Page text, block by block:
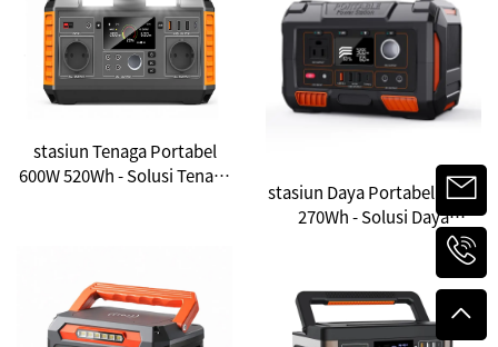
stasiun Tenaga Portabel
600W 520Wh - Solusi Tenaga
stasiun Daya Portabel 300W
270Wh - Solusi Daya
Lengkap untuk Kegiatan
Penggunaan Darurat